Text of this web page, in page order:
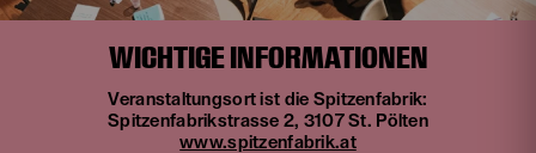
WICHTIGE INFORMATIONEN
Veranstaltungsort ist die Spitzenfabrik:
Spitzenfabrikstrasse 2, 3107 St. Pölten
www.spitzenfabrik.at